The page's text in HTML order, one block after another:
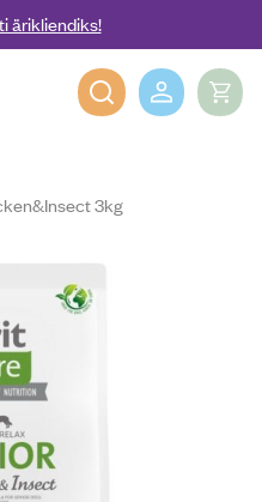
ärikliendiks!
3kg